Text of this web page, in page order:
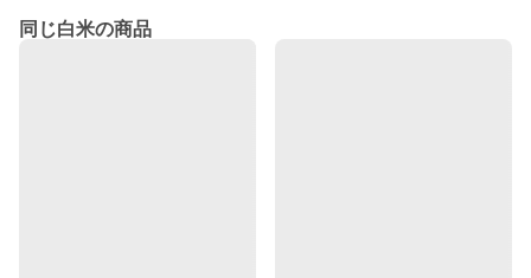
同じ白米の商品